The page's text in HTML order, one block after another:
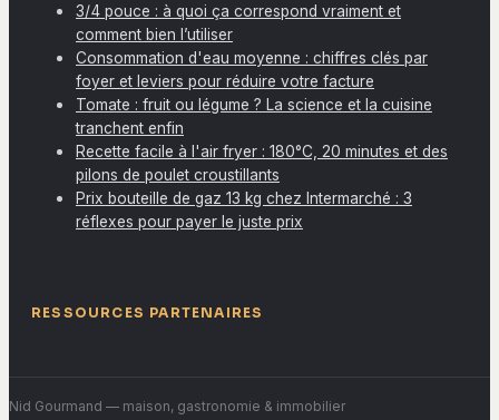
3/4 pouce : à quoi ça correspond vraiment et
comment bien l’utiliser
Consommation d'eau moyenne : chiffres clés par
foyer et leviers pour réduire votre facture
Tomate : fruit ou légume ? La science et la cuisine
tranchent enfin
Recette facile à l'air fryer : 180°C, 20 minutes et des
pilons de poulet croustillants
Prix bouteille de gaz 13 kg chez Intermarché : 3
réflexes pour payer le juste prix
RESSOURCES PARTENAIRES
Nid Gourmand — maison, gastronomie & immobilier